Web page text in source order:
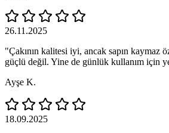
26.11.2025
"Çakının kalitesi iyi, ancak sapın kaymaz
güçlü değil. Yine de günlük kullanım için
Ayşe K.
18.09.2025